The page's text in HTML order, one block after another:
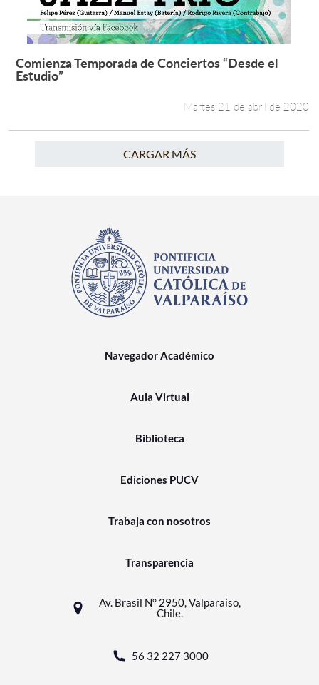
Leer más +
Comienza Temporada de Conciertos “Desde el
Estudio”
Martes 21 de abril de 2020
CARGAR MÁS
Navegador Académico
Aula Virtual
Biblioteca
Ediciones PUCV
Trabaja con nosotros
Transparencia
Av. Brasil N° 2950, Valparaíso,
Chile.
56 32 227 3000